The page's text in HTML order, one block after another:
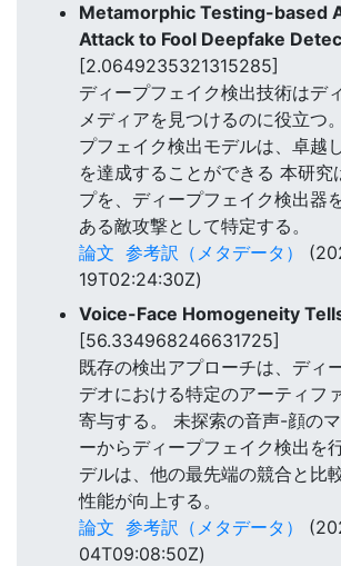
Metamorphic Testing-based
Attack to Fool Deepfake
[2.0649235321315285]
ディープフェイク検出技術はデ
メディアを見つけるのに役立つ
プフェイク検出モデルは、卓越
を達成することができる 本研究
プを、ディープフェイク検出器
ある敵攻撃として特定する。
論文 参考訳（メタデータ）
19T02:24:30Z)
Voice-Face Homogeneity
[56.334968246631725]
既存の検出アプローチは、ディ
デオにおける特定のアーティフ
寄与する。 未探索の音声-顔の
ーからディープフェイク検出を
デルは、他の最先端の競合と比
性能が向上する。
論文 参考訳（メタデータ）
04T09:08:50Z)